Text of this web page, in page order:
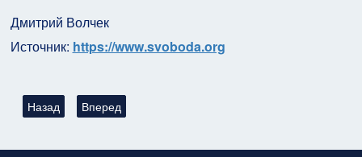
Дмитрий Волчек
Источник: https://www.svoboda.org
Предыдущий: Свастика в Красной Армии: какие части и
Назад Следующий: Помощь Союзников - огромный вклад
Вперед